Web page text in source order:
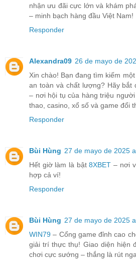
nhận ưu đãi cực lớn và khám
– minh bạch hàng đầu Việt Nam!
Responder
Alexandra09 26 de mayo de
Xin chào! Bạn đang tìm kiếm
an toàn và chất lượng? Hãy bắt
– nơi hội tụ của hàng triệu
thao, casino, xổ số và game đổi
Responder
Bùi Hùng 27 de mayo de 2025
Hết giờ làm là bật8XBET – nơi
hợp cả ví!
Responder
Bùi Hùng 27 de mayo de 2025
WIN79 – Cổng game đỉnh cao
giải trí thực thụ! Giao diện hiện
chơi cực sướng – thắng là rút